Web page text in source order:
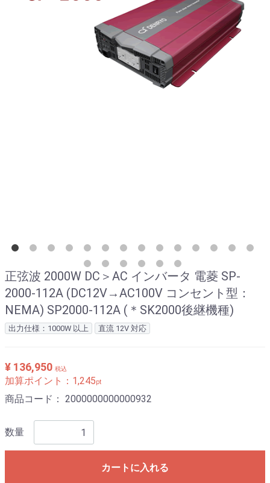
正弦波 2000W DC＞AC インバータ 電菱 SP-
2000-112A (DC12V→AC100V コンセント型：
NEMA) SP2000-112A (＊SK2000後継機種)
出力仕様：1000W 以上 直流 12V 対応
¥ 136,950 税込
加算ポイント： 1,245pt
商品コード： 2000000000000932
数量
カートに入れる